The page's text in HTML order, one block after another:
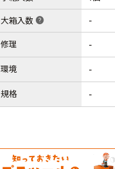
大箱入数 help -
修理 -
環境 -
規格 -